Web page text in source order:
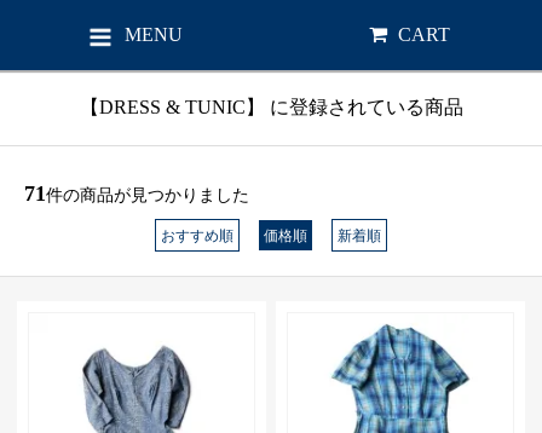
MENU CART
【DRESS & TUNIC】 に登録されている商品
71件の商品が見つかりました
おすすめ順 価格順 新着順